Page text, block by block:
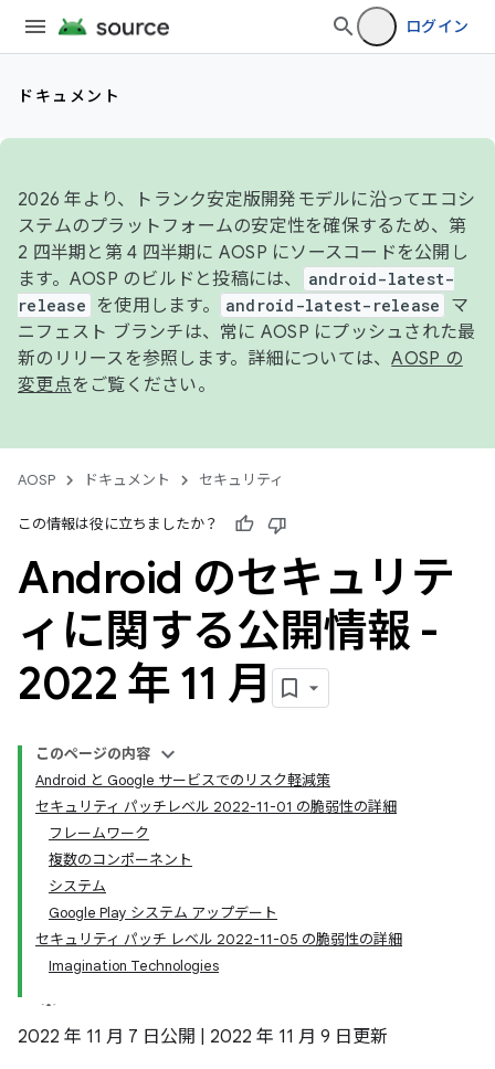
ログイン
ドキュメント
2026 年より、トランク安定版開発モデルに沿ってエコシ
ステムのプラットフォームの安定性を確保するため、第
2 四半期と第 4 四半期に AOSP にソースコードを公開し
ます。AOSP のビルドと投稿には、
android-latest-
release
を使用します。 android-latest-release
マ
ニフェスト ブランチは、常に AOSP にプッシュされた最
新のリリースを参照します。詳細については、AOSP の
変更点をご覧ください。
AOSP ドキュメント セキュリティ
この情報は役に立ちましたか？
Android のセキュリテ
ィに関する公開情報 -
2022 年 11 月
このページの内容
Android と Google サービスでのリスク軽減策
セキュリティ パッチレベル 2022-11-01 の脆弱性の詳細
フレームワーク
複数のコンポーネント
システム
Google Play システム アップデート
セキュリティ パッチ レベル 2022-11-05 の脆弱性の詳細
Imagination Technologies
2022 年 11 月 7 日公開 | 2022 年 11 月 9 日更新